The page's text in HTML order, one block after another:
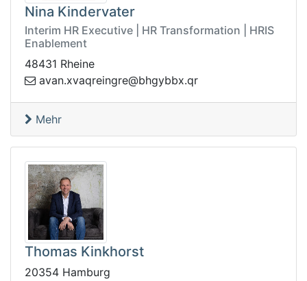
Nina Kindervater
Interim HR Executive | HR Transformation | HRIS
Enablement
48431 Rheine
rq.xbbyghb@ergnierqavx.
nava
Mehr
Thomas Kinkhorst
20354 Hamburg